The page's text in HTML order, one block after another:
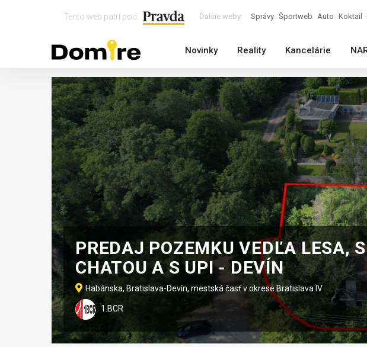
Tento web patrí pod Ďalšie weby: Správy Športweb Auto Koktail
Novinky Reality Kancelárie
PREDAJ POZEMKU VEDĽA LESA,
CHATOU A S UPI - DEVÍN
Habánska, Bratislava-Devín, mestská časť v okrese Bratislava IV
1.BCR